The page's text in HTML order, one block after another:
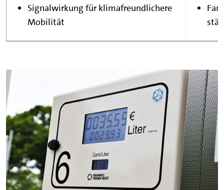
Signalwirkung für klimafreundlichere
Mobilität